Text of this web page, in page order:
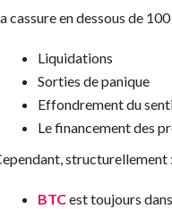
cassure en dessous de
Liquidations
Sorties de panique
Effondrement du
Le financement des
structurellement :
BTCest toujours